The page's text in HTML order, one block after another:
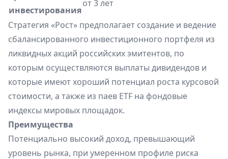
инвестирования
от 3 лет
Стратегия «Рост» предполагает создание и ведение
сбалансированного инвестиционного портфеля из
ликвидных акций российских эмитентов, по
которым осуществляются выплаты дивидендов и
которые имеют хороший потенциал роста курсовой
стоимости, а также из паев ETF на фондовые
индексы мировых площадок.
Преимущества
Потенциально высокий доход, превышающий
уровень рынка, при умеренном профиле риска